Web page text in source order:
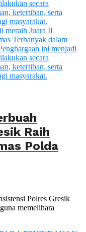
Raih
Polda
Polres Gresik
memelihara